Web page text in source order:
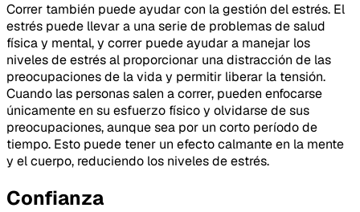
Correr también puede ayudar con la gestión del estrés. El
estrés puede llevar a una serie de problemas de salud
física y mental, y correr puede ayudar a manejar los
niveles de estrés al proporcionar una distracción de las
preocupaciones de la vida y permitir liberar la tensión.
Cuando las personas salen a correr, pueden enfocarse
únicamente en su esfuerzo físico y olvidarse de sus
preocupaciones, aunque sea por un corto período de
tiempo. Esto puede tener un efecto calmante en la mente
y el cuerpo, reduciendo los niveles de estrés.
Confianza